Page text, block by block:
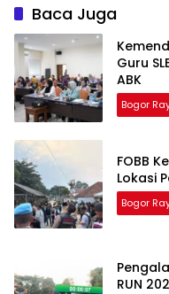
Baca Juga
Guru
ABK
Bogor
FOBB
Lokasi
Bogor
RUN